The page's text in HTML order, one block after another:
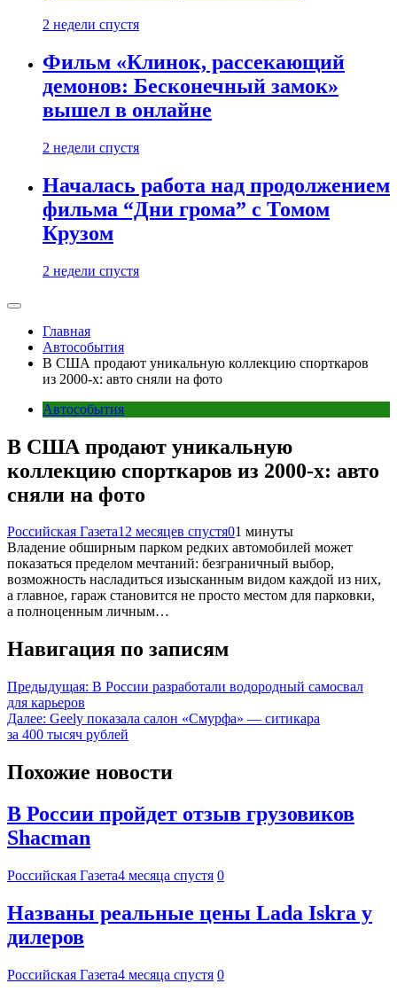
2 недели спустя
Фильм «Клинок, рассекающий
демонов: Бесконечный замок»
вышел в онлайне
2 недели спустя
Началась работа над продолжением
фильма “Дни грома” с Томом
Крузом
2 недели спустя
Главная
Автособытия
В США продают уникальную коллекцию спорткаров
из 2000-х: авто сняли на фото
Автособытия
В США продают уникальную
коллекцию спорткаров из 2000-х: авто
сняли на фото
Российская Газета12 месяцев спустя01 минуты
Владение обширным парком редких автомобилей может
показаться пределом мечтаний: безграничный выбор,
возможность насладиться изысканным видом каждой из них,
а главное, гараж становится не просто местом для парковки,
а полноценным личным…
Навигация по записям
Предыдущая: В России разработали водородный самосвал
для карьеров
Далее: Geely показала салон «Смурфа» — ситикара
за 400 тысяч рублей
Похожие новости
В России пройдет отзыв грузовиков
Shacman
Российская Газета4 месяца спустя 0
Названы реальные цены Lada Iskra у
дилеров
Российская Газета4 месяца спустя 0